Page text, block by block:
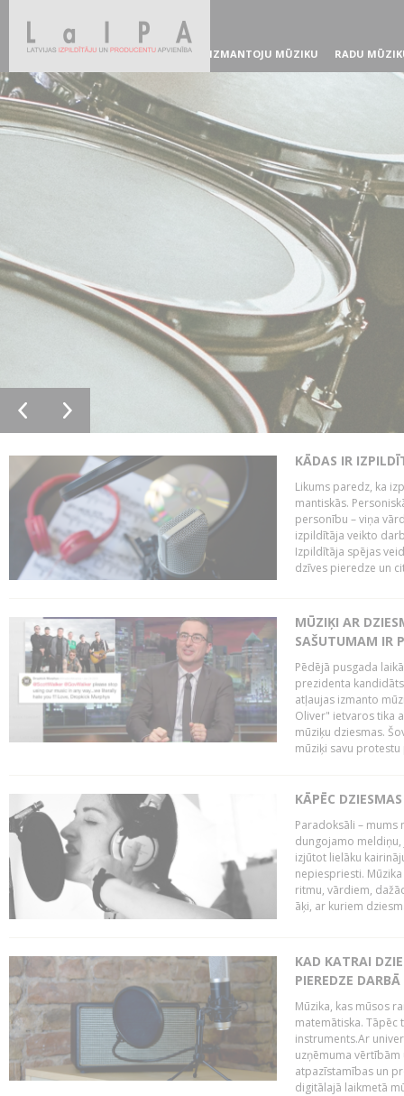
IZMANTOJU MŪZIKU RADU
KĀDAS IR
Likums paredz, ka
mantiskās.
personību – viņa
izpildītāja veikto
Izpildītāja spējas
dzīves pieredze un
MŪZIĶI AR
SAŠUTUMAM IR
Pēdējā pusgada
prezidenta
atļaujas izmanto
Oliver" ietvaros tika
mūziķu dziesmas.
mūziķi savu
KĀPĒC
Paradoksāli – mums
dungojamo
izjūtot lielāku
nepiespriesti.
ritmu, vārdiem,
āķi, ar kuriem
KAD KATRAI
PIEREDZE
Mūzika, kas mūsos
matemātiska. Tāpēc
instruments.Ar
uzņēmuma
atpazīstamības un
digitālajā laikmetā